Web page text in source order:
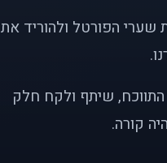
הפורטל ולהוריד את
שיתף ולקח חלק
קורה.